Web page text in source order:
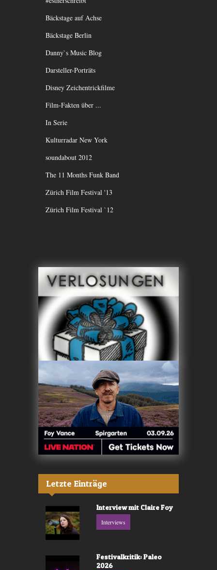
Bäckstage auf Achse
Bäckstage Berlin
Danny`s Music Blog
Darsteller-Porträts
Disney Zeichentrickfilme
Film-Fakten über ...
In Serie
Kulturradar New York
soundabout 2012
The 11 Months Funk Band
Zürich Film Festival '13
Zürich Film Festival `12
Letzte Einträge
Interview mit Claire Foy
Interviews
Festivalkritik: Paleo
2026